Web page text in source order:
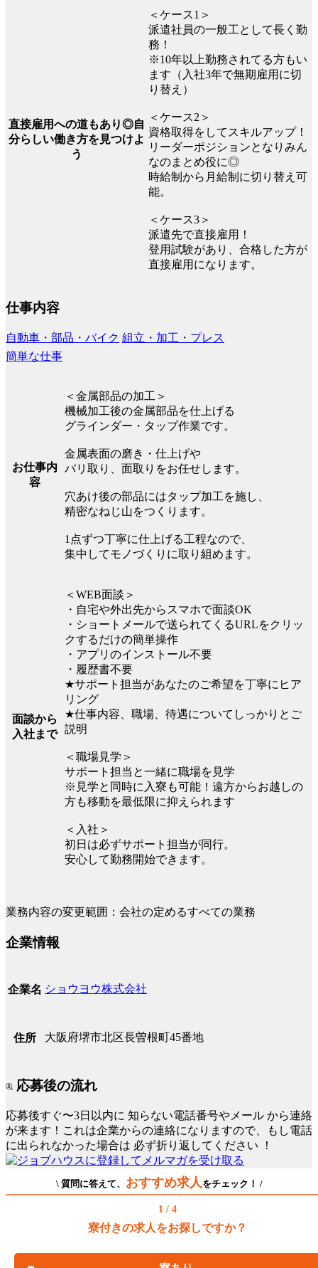
直接雇用への道もあり◎自
分らしい働き方を見つけよ
う
＜ケース1＞
派遣社員の一般工として長く勤
務！
※10年以上勤務されてる方もい
ます（入社3年で無期雇用に切
り替え）
＜ケース2＞
資格取得をしてスキルアップ！
リーダーポジションとなりみん
なのまとめ役に◎
時給制から月給制に切り替え可
能。
＜ケース3＞
派遣先で直接雇用！
登用試験があり、合格した方が
直接雇用になります。
仕事内容
自動車・部品・バイク 組立・加工・プレス
簡単な仕事
お仕事内
容
＜金属部品の加工＞
機械加工後の金属部品を仕上げる
グラインダー・タップ作業です。
金属表面の磨き・仕上げや
バリ取り、面取りをお任せします。
穴あけ後の部品にはタップ加工を施し、
精密なねじ山をつくります。
1点ずつ丁寧に仕上げる工程なので、
集中してモノづくりに取り組めます。
面談から
入社まで
＜WEB面談＞
・自宅や外出先からスマホで面談OK
・ショートメールで送られてくるURLをクリッ
クするだけの簡単操作
・アプリのインストール不要
・履歴書不要
★サポート担当があなたのご希望を丁寧にヒア
リング
★仕事内容、職場、待遇についてしっかりとご
説明
＜職場見学＞
サポート担当と一緒に職場を見学
※見学と同時に入寮も可能！遠方からお越しの
方も移動を最低限に抑えられます
＜入社＞
初日は必ずサポート担当が同行。
安心して勤務開始できます。
業務内容の変更範囲：会社の定めるすべての業務
企業情報
企業名 ショウヨウ株式会社
住所 大阪府堺市北区長曽根町45番地
応募後の流れ
応募後すぐ〜3日以内に 知らない電話番号やメール から連絡
が来ます！これは企業からの連絡になりますので、もし電話
に出られなかった場合は 必ず折り返してください ！
\ 質問に答えて、 おすすめ求人 をチェック！ /
1 / 4
寮付きの求人をお探しですか？